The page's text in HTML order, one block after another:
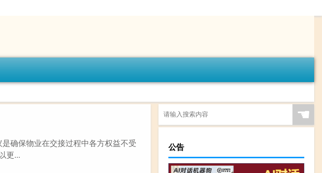
确保物业在交接过程中各方权益不受
更...
☚
公告